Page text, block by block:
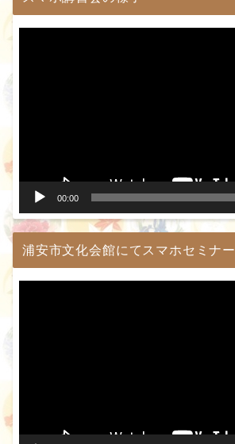
00:00
浦安市文化会館にてスマホセミナー